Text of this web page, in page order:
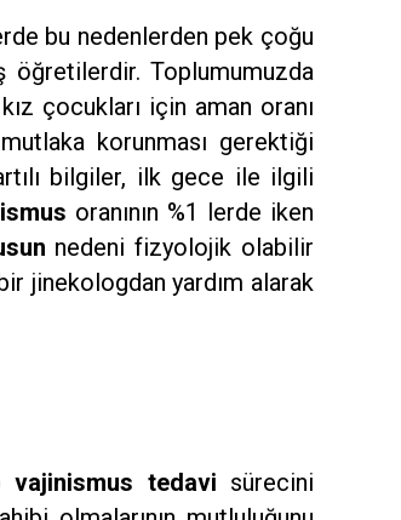
bu nedenlerden pek çoğu
öğretilerdir. Toplumumuzda
çocukları için aman oranı
korunması gerektiği
bilgiler, ilk gece ile ilgili
oranının %1 lerde iken
nedeni fizyolojik olabilir
jinekologdan yardım alarak
vajinismus tedavi sürecini